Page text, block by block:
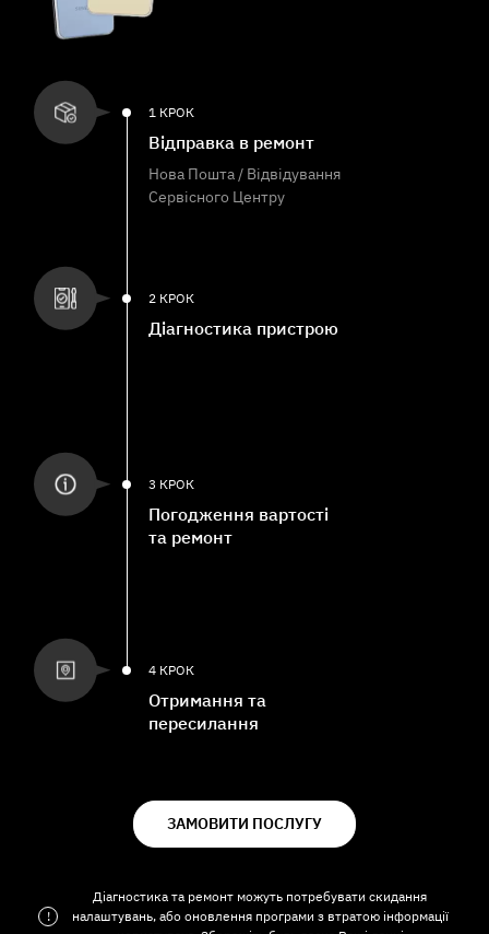
1 КРОК
Відправка в ремонт
Нова Пошта / Відвідування
Сервісного Центру
2 КРОК
Діагностика пристрою
3 КРОК
Погодження вартості
та ремонт
4 КРОК
Отримання та
пересилання
ЗАМОВИТИ ПОСЛУГУ
!
Діагностика та ремонт можуть потребувати скидання
налаштувань, або оновлення програми з втратою інформації